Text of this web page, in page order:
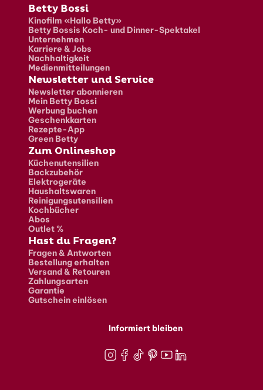
Fusszeile
Betty Bossi
Kinofilm «Hallo Betty»
Betty Bossis Koch- und Dinner-Spektakel
Unternehmen
Karriere & Jobs
Nachhaltigkeit
Medienmitteilungen
Newsletter und Service
Newsletter abonnieren
Mein Betty Bossi
Werbung buchen
Geschenkkarten
Rezepte-App
Green Betty
Zum Onlineshop
Küchenutensilien
Backzubehör
Elektrogeräte
Haushaltswaren
Reinigungsutensilien
Kochbücher
Abos
Outlet %
Hast du Fragen?
Fragen & Antworten
Bestellung erhalten
Versand & Retouren
Zahlungsarten
Garantie
Gutschein einlösen
Informiert bleiben